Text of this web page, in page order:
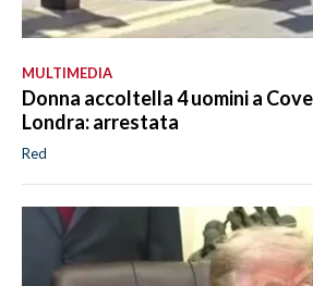
MULTIMEDIA
Donna accoltella 4 uomini a
Londra: arrestata
Red